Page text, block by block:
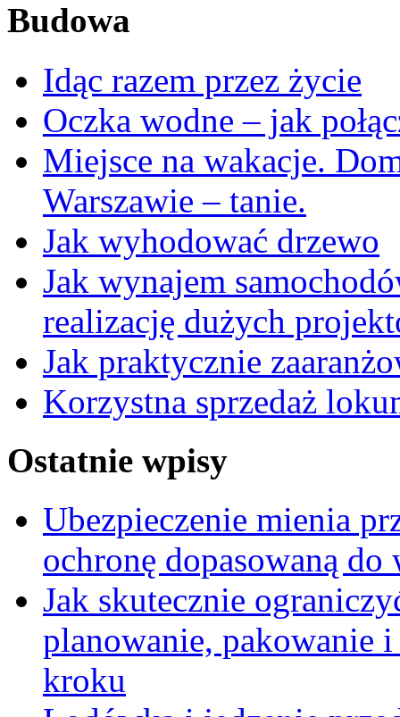
Budowa
Idąc razem przez życie
Oczka wodne – jak
Miejsce na wakacje.
Warszawie – tanie.
Jak wyhodować drzewo
Jak wynajem
realizację dużych
Jak praktycznie
Korzystna sprzedaż
Ostatnie wpisy
Ubezpieczenie mienia
ochronę dopasowaną
Jak skutecznie
planowanie, pakowanie
kroku